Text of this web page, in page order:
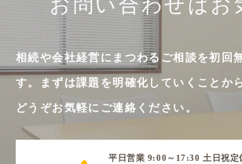
お問い合わせはお
相続や会社経営にまつわるご相談を初回
す。まずは課題を明確化していくことか
どうぞお気軽にご連絡ください。
平日営業 9:00～17:30 土日祝定